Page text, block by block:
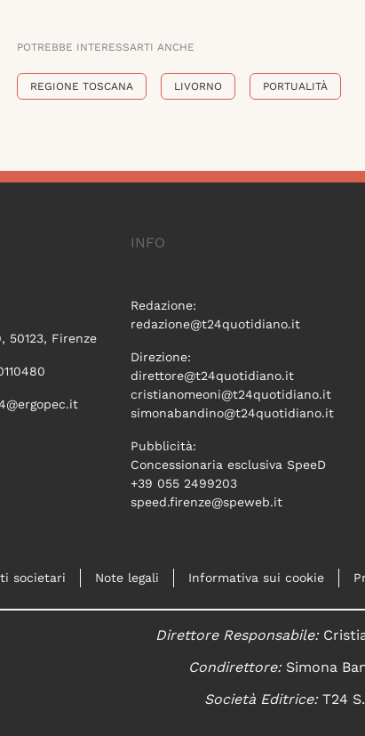
POTREBBE INTERESSARTI ANCHE
REGIONE TOSCANA LIVORNO PORTUALITÀ
50123, Firenze
INFO
Redazione:
redazione@t24quotidiano.it
Direzione:
direttore@t24quotidiano.it
cristianomeoni@t24quotidiano.it
simonabandino@t24quotidiano.it
Pubblicità:
Concessionaria esclusiva SpeeD
+39 055 2499203
speed.firenze@speweb.it
societari Note legali Informativa sui cookie
Direttore Responsabile:
Condirettore:Simona
Società Editrice:T24